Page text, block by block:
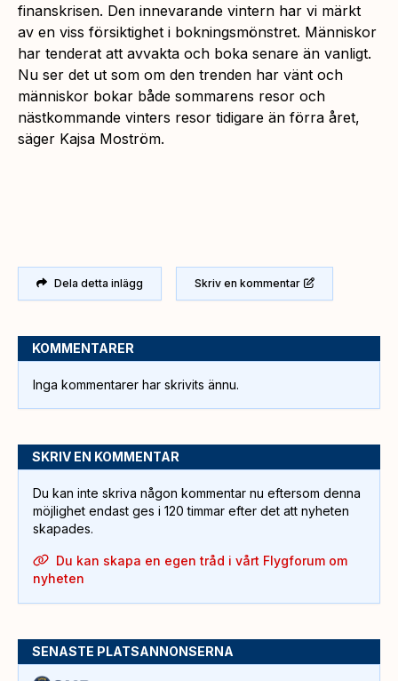
finanskrisen. Den innevarande vintern har vi märkt
av en viss försiktighet i bokningsmönstret. Människor
har tenderat att avvakta och boka senare än vanligt.
Nu ser det ut som om den trenden har vänt och
människor bokar både sommarens resor och
nästkommande vinters resor tidigare än förra året,
säger Kajsa Moström.
Dela detta inlägg Skriv en kommentar
KOMMENTARER
Inga kommentarer har skrivits ännu.
SKRIV EN KOMMENTAR
Du kan inte skriva någon kommentar nu eftersom denna
möjlighet endast ges i 120 timmar efter det att nyheten
skapades.
Du kan skapa en egen tråd i vårt Flygforum om
nyheten
SENASTE PLATSANNONSERNA